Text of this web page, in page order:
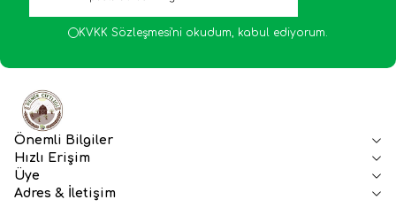
KVKK Sözleşmesi'ni okudum, kabul ediyorum.
Önemli Bilgiler
Hızlı Erişim
Üye
Adres & İletişim